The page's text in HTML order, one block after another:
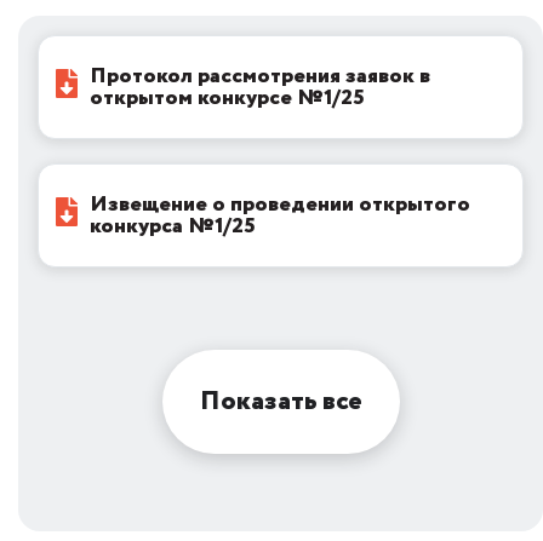
Протокол рассмотрения заявок в
открытом конкурсе №1/25
Извещение о проведении открытого
конкурса №1/25
Показать все